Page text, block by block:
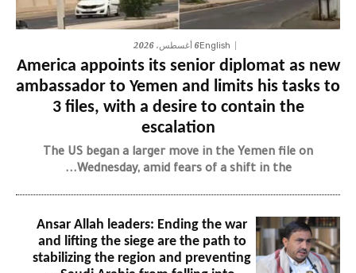
English6 أغسطس، 2026
America appoints its senior diplomat as new
ambassador to Yemen and limits his tasks to
3 files, with a desire to contain the
escalation
The US began a larger move in the Yemen file on
Wednesday, amid fears of a shift in the...
Ansar Allah leaders: Ending the war
and lifting the siege are the path to
stabilizing the region and preventing